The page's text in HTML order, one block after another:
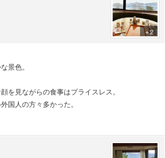
＋2
景色。
を見ながらの食事はプライスレス。
国人の方々多かった。